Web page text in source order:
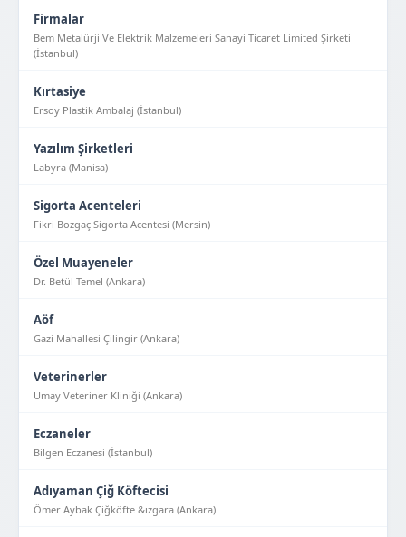
Firmalar
Bem Metalürji Ve Elektrik Malzemeleri Sanayi Ticaret Limited Şirketi
(İstanbul)
Kırtasiye
Ersoy Plastik Ambalaj (İstanbul)
Yazılım Şirketleri
Labyra (Manisa)
Sigorta Acenteleri
Fikri Bozgaç Sigorta Acentesi (Mersin)
Özel Muayeneler
Dr. Betül Temel (Ankara)
Aöf
Gazi Mahallesi Çilingir (Ankara)
Veterinerler
Umay Veteriner Kliniği (Ankara)
Eczaneler
Bilgen Eczanesi (İstanbul)
Adıyaman Çiğ Köftecisi
Ömer Aybak Çiğköfte &ızgara (Ankara)